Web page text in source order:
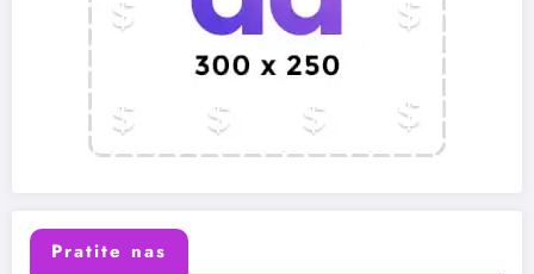
Pratite nas